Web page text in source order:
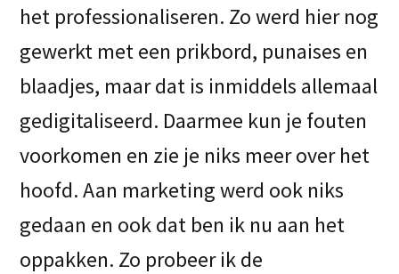
het professionaliseren. Zo werd hier nog
gewerkt met een prikbord, punaises en
blaadjes, maar dat is inmiddels allemaal
gedigitaliseerd. Daarmee kun je fouten
voorkomen en zie je niks meer over het
hoofd. Aan marketing werd ook niks
gedaan en ook dat ben ik nu aan het
oppakken. Zo probeer ik de